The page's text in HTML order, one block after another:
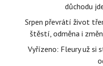
důchodu
Srpen převrátí život
štěstí, odměna i
Vyřízeno: Fleury už si